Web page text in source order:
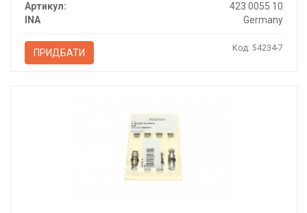
Артикул:
423 0055 10
INA
Germany
ПРИДБАТИ Код: 54234-7